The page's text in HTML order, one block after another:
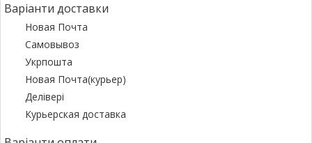
Варіанти доставки
Новая Почта
Самовывоз
Укрпошта
Новая Почта(курьер)
Делівері
Курьерская доставка